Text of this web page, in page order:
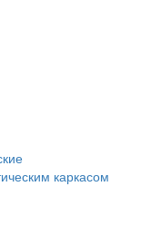
каркасом